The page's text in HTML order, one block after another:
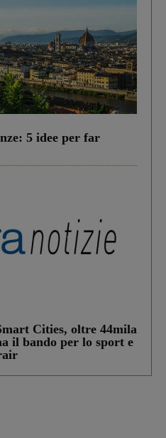
5 idee per far
Cities, oltre 44mila
il bando per lo sport e